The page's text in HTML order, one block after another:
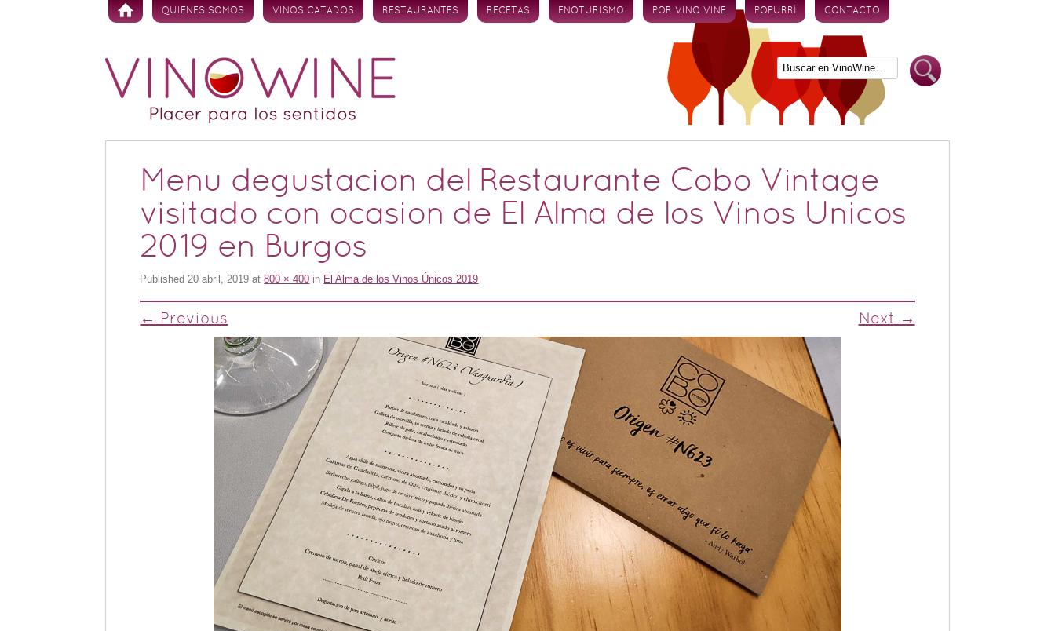
Skip to content
QUIENES SOMOS VINOS CATADOS RESTAURANTES RECETAS ENOTURISMO POR VINO VINE POPURRÍ CONTACTO
Menu degustacion del Restaurante Cobo Vintage
visitado con ocasion de El Alma de los Vinos Unicos
2019 en Burgos
Published20 abril, 2019 at800 × 400 in El Alma de los Vinos Únicos 2019
← Previous Next →